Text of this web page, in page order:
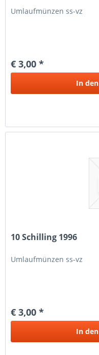
Umlaufmünzen ss-vz
€ 3,00 *
In den
10 Schilling 1996
Umlaufmünzen ss-vz
€ 3,00 *
In den